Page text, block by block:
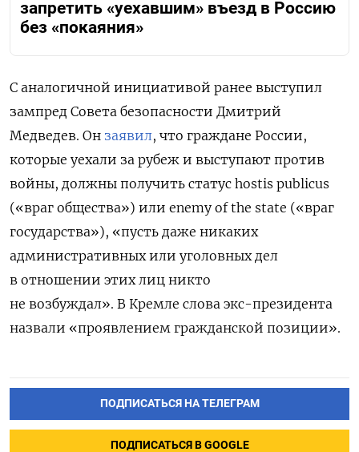
запретить «уехавшим» въезд в Россию
без «покаяния»
С аналогичной инициативой ранее выступил
зампред Совета безопасности Дмитрий
Медведев. Он заявил, что граждане России,
которые уехали за рубеж и выступают против
войны, должны получить статус hostis publicus
(«враг общества») или enemy of the state («враг
государства»), «пусть даже никаких
административных или уголовных дел
в отношении этих лиц никто
не возбуждал». В Кремле слова экс-президента
назвали «проявлением гражданской позиции».
ПОДПИСАТЬСЯ НА ТЕЛЕГРАМ
ПОДПИСАТЬСЯ В GOOGLE